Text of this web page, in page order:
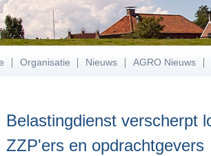
Organisatie Nieuws AGRO Nieuws
Belastingdienst verscherpt
ZZP'ers en opdrachtgevers